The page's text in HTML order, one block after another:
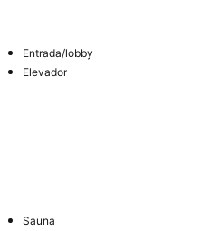
Entrada/lobby
Elevador
Sauna